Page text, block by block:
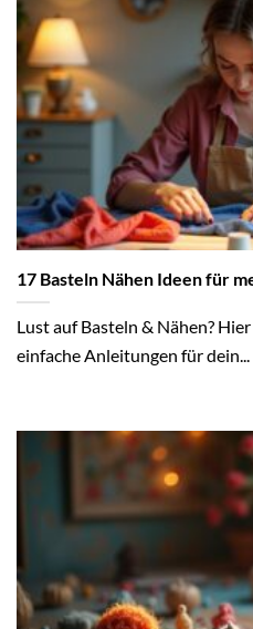
17 Basteln Nähen Ideen für
Lust auf Basteln & Nähen?
einfache Anleitungen für dein...